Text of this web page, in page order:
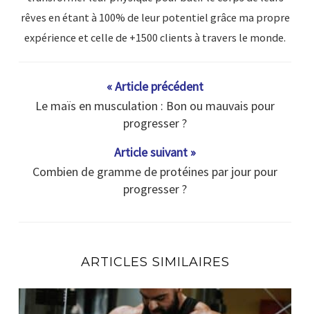
rêves en étant à 100% de leur potentiel grâce ma propre
expérience et celle de +1500 clients à travers le monde.
« Article précédent
Le maïs en musculation : Bon ou mauvais pour
progresser ?
Article suivant »
Combien de gramme de protéines par jour pour
progresser ?
ARTICLES SIMILAIRES
En combien de temps un muscle se reconstruit ?